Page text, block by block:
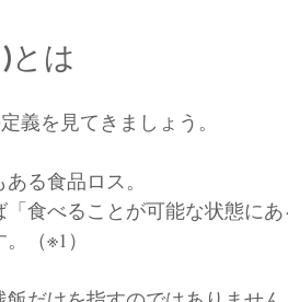
とは
義を見てきましょう。
る食品ロス。
食べることが可能な状態に
（※1）